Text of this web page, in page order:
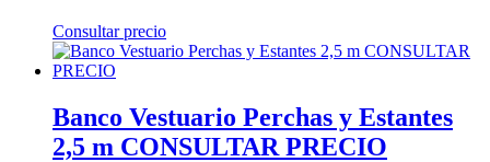
Consultar precio
Banco Vestuario Perchas y Estantes
2,5 m CONSULTAR PRECIO